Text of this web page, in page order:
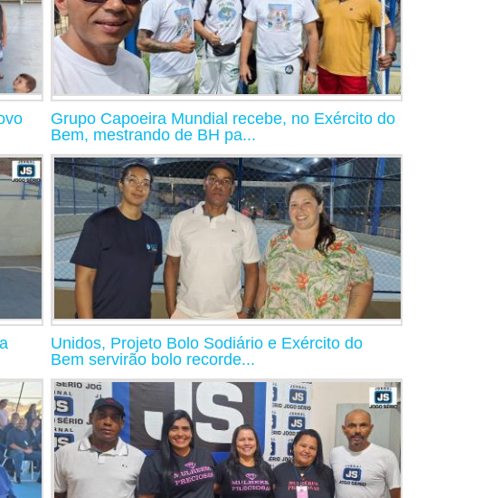
Grupo Capoeira Mundial recebe, no Exército do
Bem, mestrando de BH pa...
Unidos, Projeto Bolo Sodiário e Exército do
Bem servirão bolo recorde...